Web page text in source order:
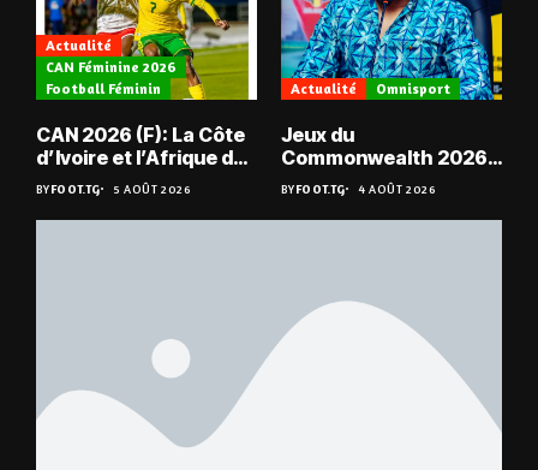
Actualité
CAN Féminine 2026
Football Féminin
CAN 2026 (F): La Côte
d’Ivoire et l’Afrique du
Sud en quarts
BYFOOT.TG 5 AOÛT 2026
Actualité Omnisport
Jeux du
Commonwealth 2026 :
« Les médailles ne
tombent pas du ciel »,
Benjamin Boukpeti
BYFOOT.TG 4 AOÛT 2026